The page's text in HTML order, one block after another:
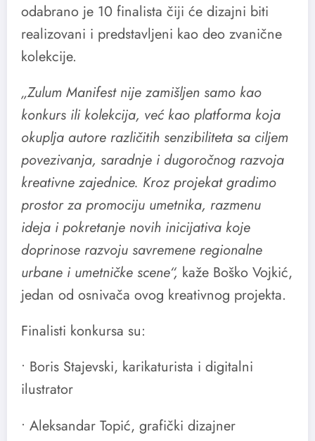
odabrano je 10 finalista čiji će dizajni biti
realizovani i predstavljeni kao deo zvanične
kolekcije.
„Zulum Manifest nije zamišljen samo kao
konkurs ili kolekcija, već kao platforma koja
okuplja autore različitih senzibiliteta sa ciljem
povezivanja, saradnje i dugoročnog razvoja
kreativne zajednice. Kroz projekat gradimo
prostor za promociju umetnika, razmenu
ideja i pokretanje novih inicijativa koje
doprinose razvoju savremene regionalne
urbane i umetničke scene“, kaže Boško Vojkić,
jedan od osnivača ovog kreativnog projekta.
Finalisti konkursa su:
• Boris Stajevski, karikaturista i digitalni
ilustrator
• Aleksandar Topić, grafički dizajner